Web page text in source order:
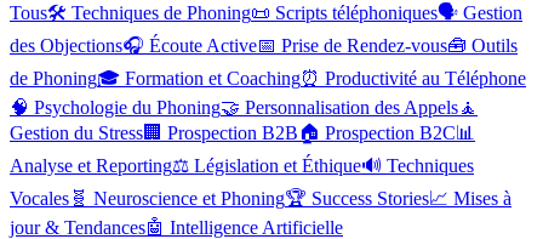
Tous🛠️ Techniques de Phoning📜 Scripts téléphoniques🗣️ Gestion
des Objections🎧 Écoute Active📅 Prise de Rendez-vous🧰 Outils
de Phoning🎓 Formation et Coaching⏰ Productivité au Téléphone
🧠 Psychologie du Phoning🤝 Personnalisation des Appels🧘
Gestion du Stress🏢 Prospection B2B🏠 Prospection B2C📊
Analyse et Reporting⚖️ Législation et Éthique🔊 Techniques
Vocales 🧬 Neuroscience et Phoning🏆 Success Stories📈 Mises à
jour & Tendances🤖 Intelligence Artificielle